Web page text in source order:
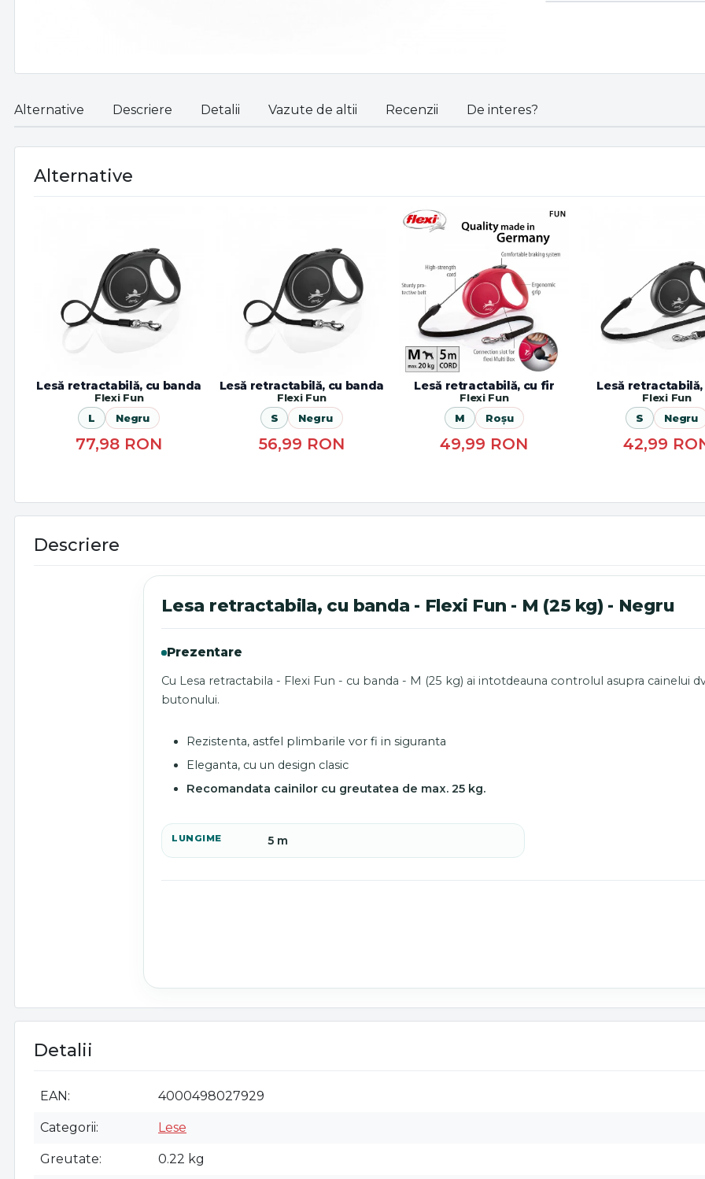
Alternative Descriere Detalii Vazute de altii Recenzii De interes?
Alternative
Lesă retractabilă, cu banda
Flexi Fun
L
Negru
77,98 RON
Lesă retractabilă, cu banda
Flexi Fun
S
Negru
56,99 RON
Lesă retractabilă, cu fir
Flexi Fun
M
Roșu
49,99 RON
Lesă
Flexi Fun
S
Negru
42,99
Descriere
Lesa retractabila, cu banda - Flexi Fun - M (25 kg) - Negru
Prezentare
Cu Lesa retractabila - Flexi Fun - cu banda - M (25 kg) ai intotdeauna controlul asupra cainelui
butonului.
Rezistenta, astfel plimbarile vor fi in siguranta
Eleganta, cu un design clasic
Recomandata cainilor cu greutatea de max. 25 kg.
LUNGIME 5 m
Detalii
EAN 4000498027929
Categorii Lese
Greutate 0.22 kg